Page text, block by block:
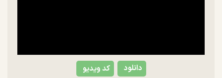
کد ویدیو دانلود